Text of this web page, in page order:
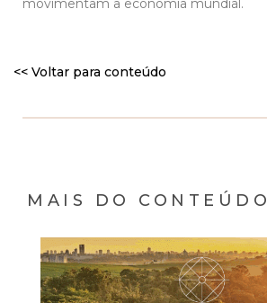
movimentam a economia mundial.
<< Voltar para conteúdo
MAIS DO CONTEÚDO